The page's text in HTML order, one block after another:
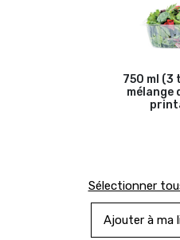
750 ml (3
mélange
Sélectionner
Ajouter à ma